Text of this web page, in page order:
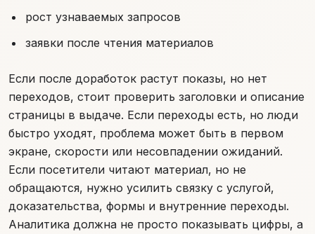
рост узнаваемых запросов
заявки после чтения материалов
Если после доработок растут показы, но нет
переходов, стоит проверить заголовки и описание
страницы в выдаче. Если переходы есть, но люди
быстро уходят, проблема может быть в первом
экране, скорости или несовпадении ожиданий.
Если посетители читают материал, но не
обращаются, нужно усилить связку с услугой,
доказательства, формы и внутренние переходы.
Аналитика должна не просто показывать цифры, а